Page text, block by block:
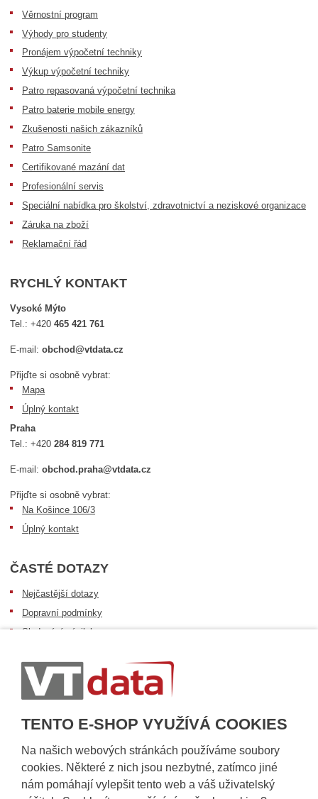
TENTO E-SHOP VYUŽÍVÁ COOKIES
Na našich webových stránkách používáme soubory
cookies. Některé z nich jsou nezbytné, zatímco jiné
nám pomáhají vylepšit tento web a váš uživatelský
Věrnostní program
Výhody pro studenty
Pronájem výpočetní techniky
Výkup výpočetní techniky
Patro repasovaná výpočetní technika
Patro baterie mobile energy
Zkušenosti našich zákazníků
Patro Samsonite
Certifikované mazání dat
Profesionální servis
Speciální nabídka pro školství, zdravotnictví a neziskové organizace
Záruka na zboží
Reklamační řád
RYCHLÝ KONTAKT
Vysoké Mýto
Tel.:+420465 421 761
E-mail:obchod@vtdata.cz
Přijďte si osobně vybrat:
Mapa
Úplný kontakt
Praha
Tel.:+420284 819 771
E-mail:obchod.praha@vtdata.cz
Přijďte si osobně vybrat:
Na Košince 106/3
Úplný kontakt
ČASTÉ DOTAZY
Nejčastější dotazy
Dopravní podmínky
Sledování zásilek
Informace k dostupnosti zboží
Obecné informace